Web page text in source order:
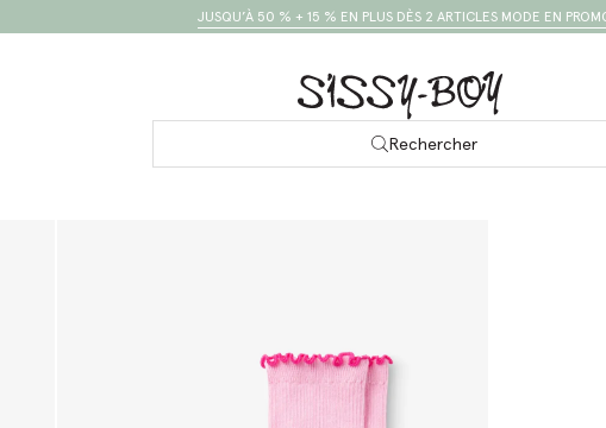
JUSQU’À 50 % + 15 % EN PLUS DÈS 2 ARTICLES MODE EN
Rechercher